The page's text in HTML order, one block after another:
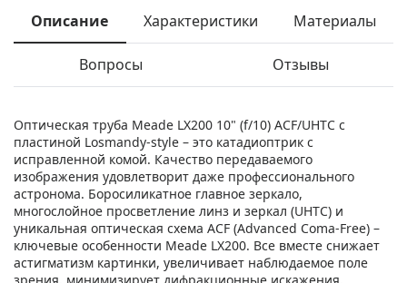
Описание Характеристики Материалы
Вопросы Отзывы
Оптическая труба Meade LX200 10" (f/10) ACF/UHTC с
пластиной Losmandy-style – это катадиоптрик с
исправленной комой. Качество передаваемого
изображения удовлетворит даже профессионального
астронома. Боросиликатное главное зеркало,
многослойное просветление линз и зеркал (UHTC) и
уникальная оптическая схема ACF (Advanced Coma-Free) –
ключевые особенности Meade LX200. Все вместе снижает
астигматизм картинки, увеличивает наблюдаемое поле